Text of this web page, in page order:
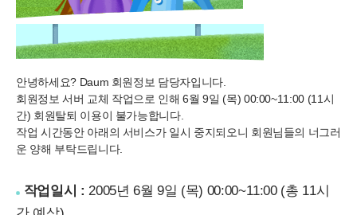
안녕하세요? Daum 회원정보 담당자입니다.
회원정보 서버 교체 작업으로 인해6월 9일 (목) 00:00~11:00 (11시
간) 회원탈퇴 이용이 불가능합니다.
작업 시간동안 아래의 서비스가 일시 중지되오니 회원님들의 너그러
운 양해 부탁드립니다.
작업일시 : 2005년 6월 9일 (목) 00:00~11:00 (총 11시